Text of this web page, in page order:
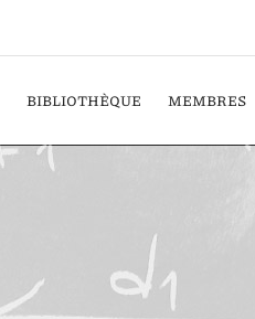
BIBLIOTHÈQUE MEMBRES